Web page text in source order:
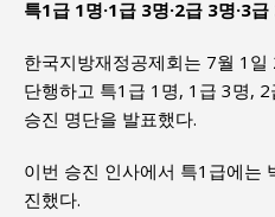
특1급 1명·1급 3명·2급 3명·3
한국지방재정공제회는 7월 1
단행하고 특1급 1명, 1급 3명,
승진 명단을 발표했다.
이번 승진 인사에서 특1급에는
진했다.